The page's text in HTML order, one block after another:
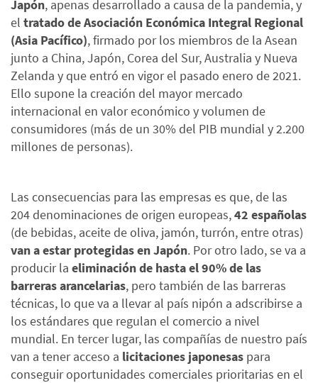
Japón, apenas desarrollado a causa de la pandemia, y
el tratado de Asociación Económica Integral Regional
(Asia Pacífico), firmado por los miembros de la Asean
junto a China, Japón, Corea del Sur, Australia y Nueva
Zelanda y que entró en vigor el pasado enero de 2021.
Ello supone la creación del mayor mercado
internacional en valor económico y volumen de
consumidores (más de un 30% del PIB mundial y 2.200
millones de personas).
Las consecuencias para las empresas es que, de las
204 denominaciones de origen europeas,42 españolas
(de bebidas, aceite de oliva, jamón, turrón, entre otras)
van a estar protegidas en Japón. Por otro lado, se va a
producir la eliminación de hasta el 90% de las
barreras arancelarias, pero también de las barreras
técnicas, lo que va a llevar al país nipón a adscribirse a
los estándares que regulan el comercio a nivel
mundial. En tercer lugar, las compañías de nuestro país
van a tener acceso a licitaciones japonesas para
conseguir oportunidades comerciales prioritarias en el